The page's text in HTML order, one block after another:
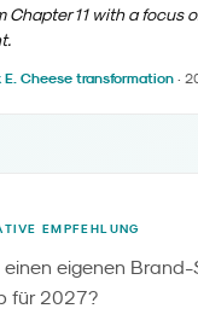
Chapter 11 with a focus
Cheese transformation ·
EMPFEHLUNG
einen eigenen
für 2027?